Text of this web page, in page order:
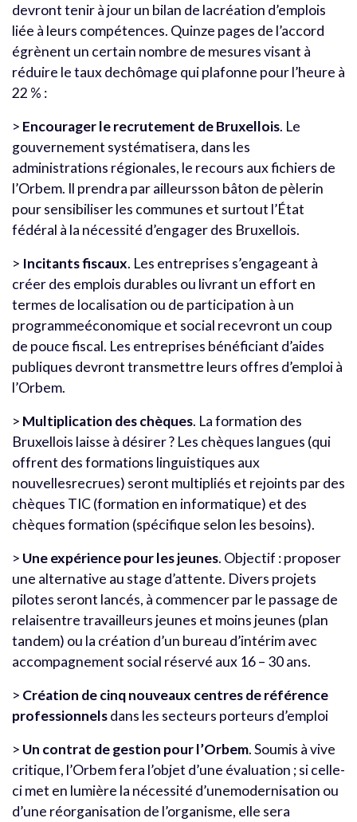
devront tenir à jour un bilan de lacréation d’emplois
liée à leurs compétences. Quinze pages de l’accord
égrènent un certain nombre de mesures visant à
réduire le taux dechômage qui plafonne pour l’heure à
22 % :
> Encourager le recrutement de Bruxellois. Le
gouvernement systématisera, dans les
administrations régionales, le recours aux fichiers de
l’Orbem. Il prendra par ailleursson bâton de pèlerin
pour sensibiliser les communes et surtout l’État
fédéral à la nécessité d’engager des Bruxellois.
> Incitants fiscaux. Les entreprises s’engageant à
créer des emplois durables ou livrant un effort en
termes de localisation ou de participation à un
programmeéconomique et social recevront un coup
de pouce fiscal. Les entreprises bénéficiant d’aides
publiques devront transmettre leurs offres d’emploi à
l’Orbem.
> Multiplication des chèques. La formation des
Bruxellois laisse à désirer ? Les chèques langues (qui
offrent des formations linguistiques aux
nouvellesrecrues) seront multipliés et rejoints par des
chèques TIC (formation en informatique) et des
chèques formation (spécifique selon les besoins).
> Une expérience pour les jeunes. Objectif : proposer
une alternative au stage d’attente. Divers projets
pilotes seront lancés, à commencer par le passage de
relaisentre travailleurs jeunes et moins jeunes (plan
tandem) ou la création d’un bureau d’intérim avec
accompagnement social réservé aux 16 – 30 ans.
> Création de cinq nouveaux centres de référence
professionnelsdans les secteurs porteurs d’emploi
> Un contrat de gestion pour l’Orbem. Soumis à vive
critique, l’Orbem fera l’objet d’une évaluation ; si celle-
ci met en lumière la nécessité d’unemodernisation ou
d’une réorganisation de l’organisme, elle sera